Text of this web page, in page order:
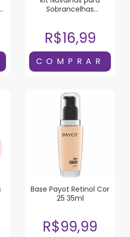
Sobrancelhas
R$16,99
Base Payot Retinol Cor
25 35ml
R$99,99